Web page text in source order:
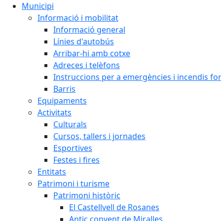
Municipi
Informació i mobilitat
Informació general
Línies d'autobús
Arribar-hi amb cotxe
Adreces i telèfons
Instruccions per a emergències i incendis
Barris
Equipaments
Activitats
Culturals
Cursos, tallers i jornades
Esportives
Festes i fires
Entitats
Patrimoni i turisme
Patrimoni històric
El Castellvell de Rosanes